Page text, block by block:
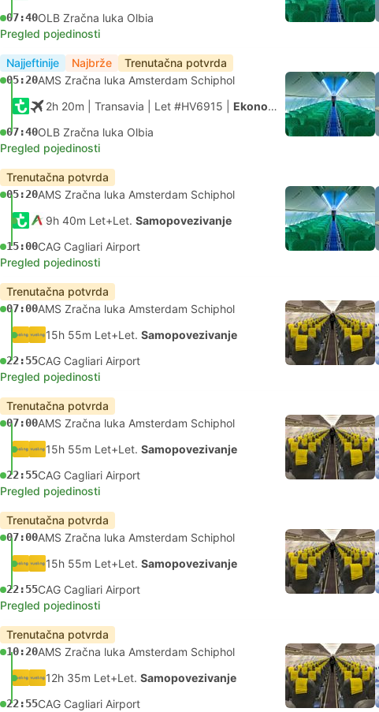
07:40OLB Zračna luka Olbia
Pregled pojedinosti
Najjeftinije Najbrže Trenutačna potvrda
05:20AMS Zračna luka Amsterdam Schiphol
2h 20m | Transavia Let #HV6915 Ekonomska klasa
07:40OLB Zračna luka Olbia
Pregled pojedinosti
Trenutačna potvrda
05:20AMS Zračna luka Amsterdam Schiphol
9h 40m Let+Let. Samopovezivanje
15:00CAG Cagliari Airport
Pregled pojedinosti
Trenutačna potvrda
07:00AMS Zračna luka Amsterdam Schiphol
15h 55m Let+Let. Samopovezivanje
22:55CAG Cagliari Airport
Pregled pojedinosti
Trenutačna potvrda
07:00AMS Zračna luka Amsterdam Schiphol
15h 55m Let+Let. Samopovezivanje
22:55CAG Cagliari Airport
Pregled pojedinosti
Trenutačna potvrda
07:00AMS Zračna luka Amsterdam Schiphol
15h 55m Let+Let. Samopovezivanje
22:55CAG Cagliari Airport
Pregled pojedinosti
Trenutačna potvrda
10:20AMS Zračna luka Amsterdam Schiphol
12h 35m Let+Let. Samopovezivanje
22:55CAG Cagliari Airport